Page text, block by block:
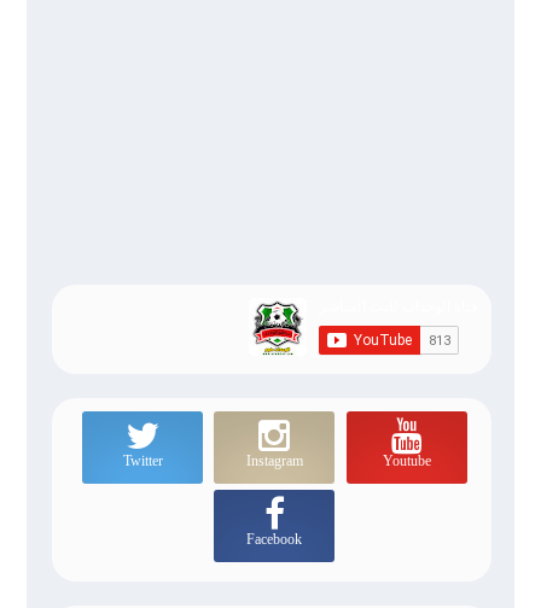
Youtube
Instagram
Twitter
Facebook